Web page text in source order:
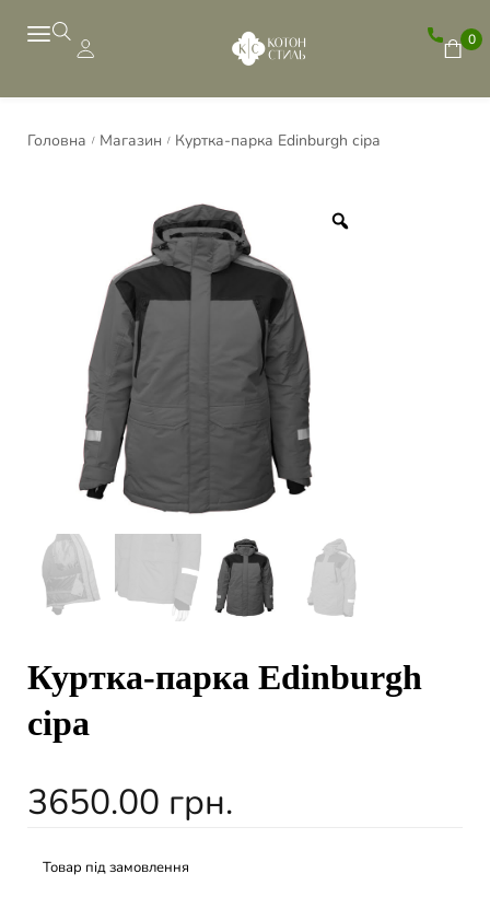
0
Головна / Магазин / Куртка-парка Edinburgh сіра
Куртка-парка Edinburgh
сіра
3650.00 грн.
Товар під замовлення